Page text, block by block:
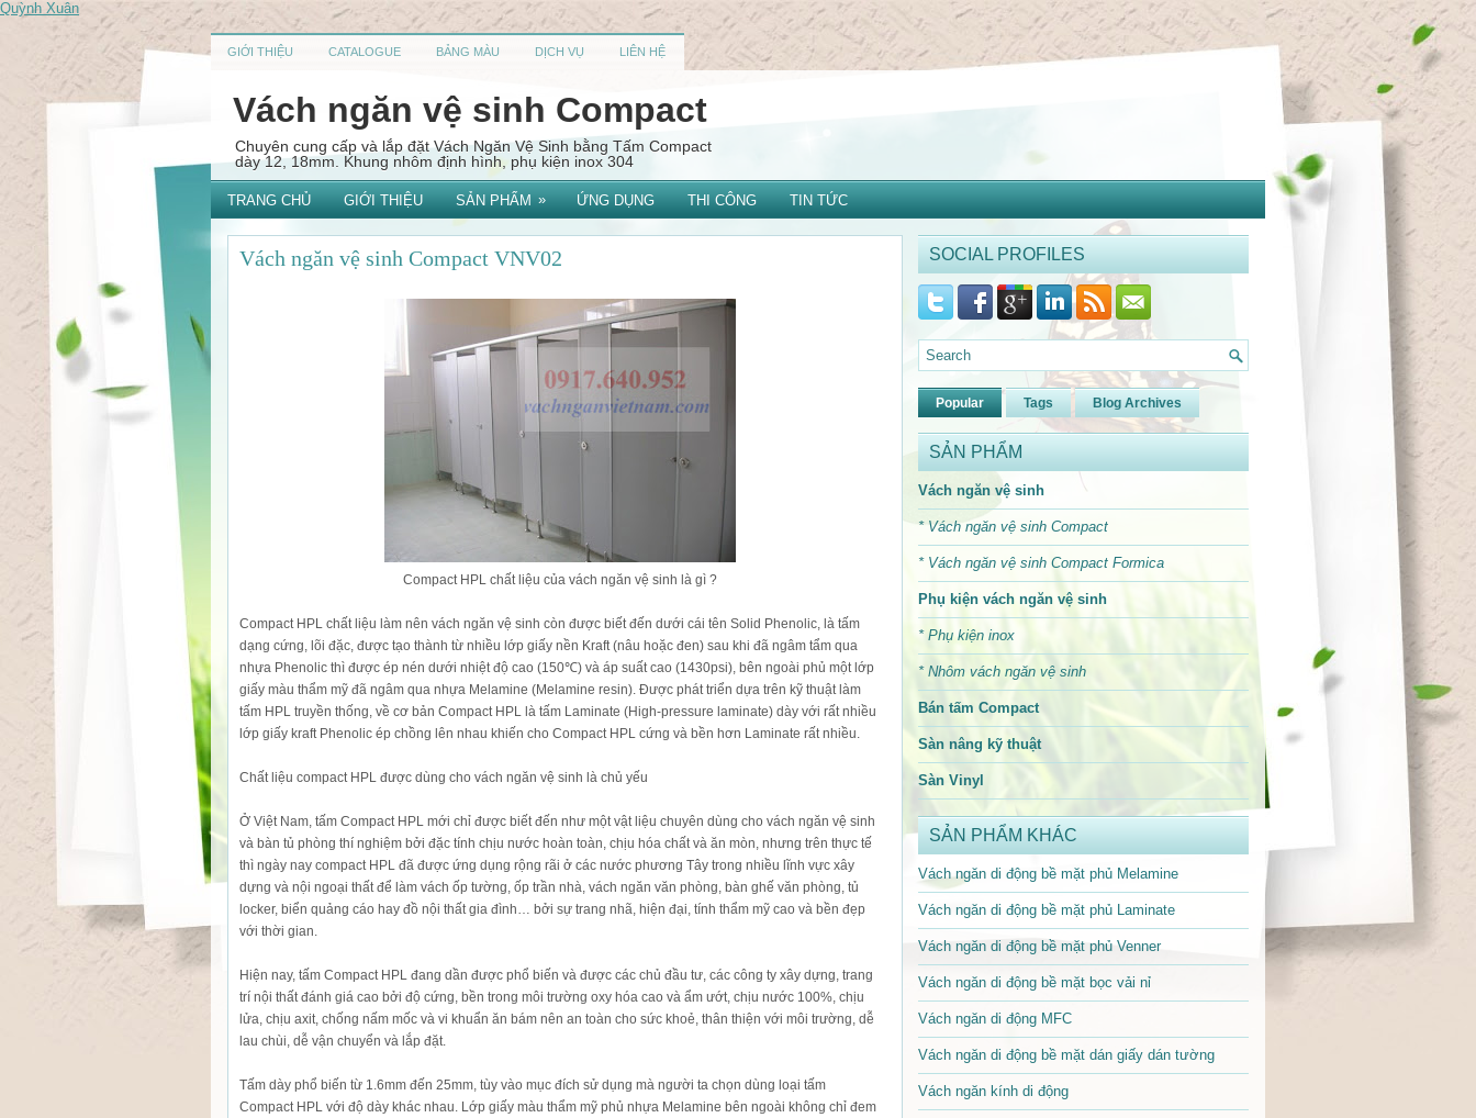
Quỳnh Xuân
GIỚI THIỆU CATALOGUE BẢNG MÀU DỊCH VỤ LIÊN HỆ
Vách ngăn vệ sinh Compact
Chuyên cung cấp và lắp đặt Vách Ngăn Vệ Sinh bằng Tấm Compact
dày 12, 18mm. Khung nhôm định hình, phụ kiện inox 304
TRANG CHỦ GIỚI THIỆU SẢN PHẨM » ỨNG DỤNG THI CÔNG TIN TỨC
Vách ngăn vệ sinh Compact VNV02
Compact HPL chất liệu của vách ngăn vệ sinh là gì ?
Compact HPL chất liệu làm nên vách ngăn vệ sinh còn được biết đến dưới cái tên Solid Phenolic, là tấm
dạng cứng, lõi đặc, được tạo thành từ nhiều lớp giấy nền Kraft (nâu hoặc đen) sau khi đã ngâm tẩm qua
nhựa Phenolic thì được ép nén dưới nhiệt độ cao (150℃) và áp suất cao (1430psi), bên ngoài phủ một lớp
giấy màu thẩm mỹ đã ngâm qua nhựa Melamine (Melamine resin). Được phát triển dựa trên kỹ thuật làm
tấm HPL truyền thống, về cơ bản Compact HPL là tấm Laminate (High-pressure laminate) dày với rất nhiều
lớp giấy kraft Phenolic ép chồng lên nhau khiến cho Compact HPL cứng và bền hơn Laminate rất nhiều.
Chất liệu compact HPL được dùng cho vách ngăn vệ sinh là chủ yếu
Ở Việt Nam, tấm Compact HPL mới chỉ được biết đến như một vật liệu chuyên dùng cho vách ngăn vệ sinh
và bàn tủ phòng thí nghiệm bởi đặc tính chịu nước hoàn toàn, chịu hóa chất và ăn mòn, nhưng trên thực tế
thì ngày nay compact HPL đã được ứng dụng rộng rãi ở các nước phương Tây trong nhiều lĩnh vực xây
dựng và nội ngoại thất để làm vách ốp tường, ốp trần nhà, vách ngăn văn phòng, bàn ghế văn phòng, tủ
locker, biển quảng cáo hay đồ nội thất gia đình… bởi sự trang nhã, hiện đại, tính thẩm mỹ cao và bền đẹp
với thời gian.
Hiện nay, tấm Compact HPL đang dần được phổ biến và được các chủ đầu tư, các công ty xây dựng, trang
trí nội thất đánh giá cao bởi độ cứng, bền trong môi trường oxy hóa cao và ẩm ướt, chịu nước 100%, chịu
lửa, chịu axit, chống nấm mốc và vi khuẩn ăn bám nên an toàn cho sức khoẻ, thân thiện với môi trường, dễ
lau chùi, dễ vận chuyển và lắp đặt.
Tấm dày phổ biến từ 1.6mm đến 25mm, tùy vào mục đích sử dụng mà người ta chọn dùng loại tấm
Compact HPL với độ dày khác nhau. Lớp giấy màu thẩm mỹ phủ nhựa Melamine bên ngoài không chỉ đem
SOCIAL PROFILES
Popular Tags Blog Archives
SẢN PHẨM
Vách ngăn vệ sinh
* Vách ngăn vệ sinh Compact
* Vách ngăn vệ sinh Compact Formica
Phụ kiện vách ngăn vệ sinh
* Phụ kiện inox
* Nhôm vách ngăn vệ sinh
Bán tấm Compact
Sàn nâng kỹ thuật
Sàn Vinyl
SẢN PHẨM KHÁC
Vách ngăn di động bề mặt phủ Melamine
Vách ngăn di động bề mặt phủ Laminate
Vách ngăn di động bề mặt phủ Venner
Vách ngăn di động bề mặt bọc vải nỉ
Vách ngăn di động MFC
Vách ngăn di động bề mặt dán giấy dán tường
Vách ngăn kính di động